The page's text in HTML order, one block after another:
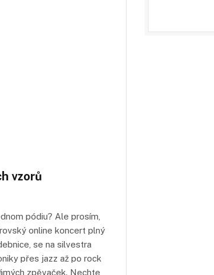
vzorů
pódiu? Ale prosím,
online koncert plný
se na silvestra
přes jazz až po rock
zpěvaček. Nechte